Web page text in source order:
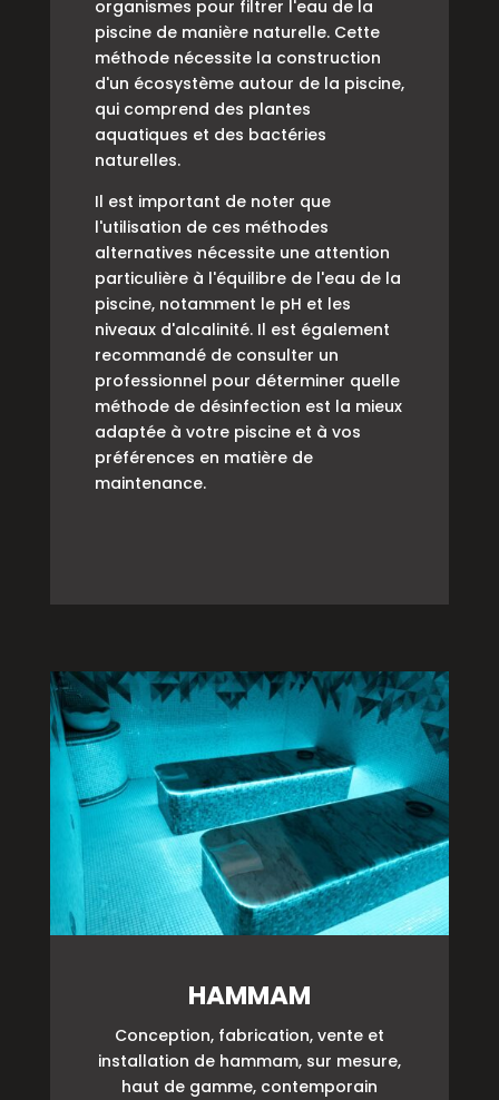
organismes pour filtrer l'eau de la
piscine de manière naturelle. Cette
méthode nécessite la construction
d'un écosystème autour de la piscine,
qui comprend des plantes
aquatiques et des bactéries
naturelles.
Il est important de noter que
l'utilisation de ces méthodes
alternatives nécessite une attention
particulière à l'équilibre de l'eau de la
piscine, notamment le pH et les
niveaux d'alcalinité. Il est également
recommandé de consulter un
professionnel pour déterminer quelle
méthode de désinfection est la mieux
adaptée à votre piscine et à vos
préférences en matière de
maintenance.
HAMMAM
Conception, fabrication, vente et
installation de hammam, sur mesure,
haut de gamme, contemporain